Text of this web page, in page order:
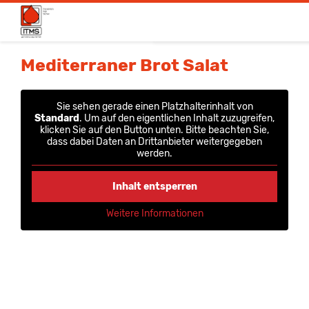
Medizinische Produkte
Über uns
News & Aktionen
Life
Mediterraner Brot Salat
Sie sehen gerade einen Platzhalterinhalt von
Standard . Um auf den eigentlichen Inhalt zuzugreifen,
klicken Sie auf den Button unten. Bitte beachten Sie,
dass dabei Daten an Drittanbieter weitergegeben
werden.
Inhalt entsperren
Weitere Informationen